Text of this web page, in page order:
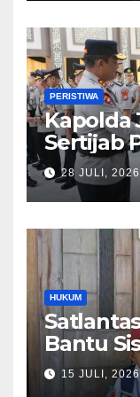
PERISTIWA
Kapolda
Sertijab
Perkuat
28 JULI, 2026
HUKUM
Bantu
Saat
15 JULI,